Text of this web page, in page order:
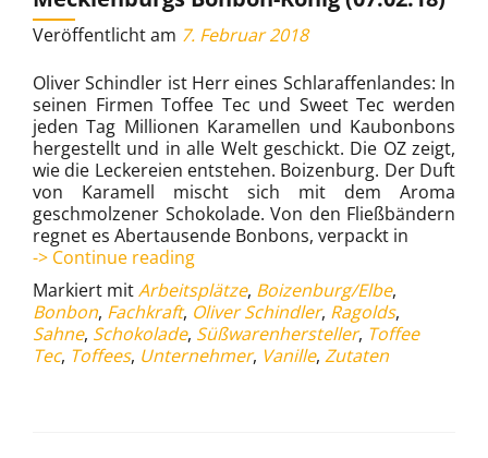
Veröffentlicht am 7. Februar 2018
Oliver Schindler ist Herr eines Schlaraffenlandes: In
seinen Firmen Toffee Tec und Sweet Tec werden
jeden Tag Millionen Karamellen und Kaubonbons
hergestellt und in alle Welt geschickt. Die OZ zeigt,
wie die Leckereien entstehen. Boizenburg. Der Duft
von Karamell mischt sich mit dem Aroma
geschmolzener Schokolade. Von den Fließbändern
regnet es Abertausende Bonbons, verpackt in
-> Continue readingTausend
Tonnen
Toffees
von
Mecklenburgs
Bonbon-
Markiert mitArbeitsplätze, Boizenburg/Elbe,
Bonbon, Fachkraft, Oliver Schindler, Ragolds,
Sahne, Schokolade, Süßwarenhersteller, Toffee
Tec, Toffees, Unternehmer, Vanille, Zutaten